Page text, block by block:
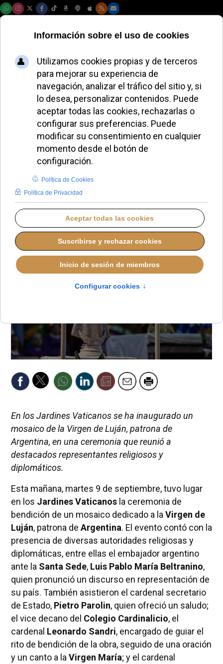
Inauguran un
mosaico de la
Virgen de Luján en
los Jardines
Vaticanos
MARTES, 09 SEPTIEMBRE 2025 18:45
En los Jardines Vaticanos se ha inaugurado un
mosaico de la Virgen de Luján, patrona de
Argentina, en una ceremonia que reunió a
destacados representantes religiosos y
diplomáticos.
Esta mañana, martes 9 de septiembre, tuvo lugar
en los Jardines Vaticanosla ceremonia de
bendición de un mosaico dedicado a la Virgen de
Luján, patrona de Argentina. El evento contó con la
presencia de diversas autoridades religiosas y
diplomáticas, entre ellas el embajador argentino
ante la Santa Sede, Luis Pablo María Beltranino,
quien pronunció un discurso en representación de
su país. También asistieron el cardenal secretario
de Estado, Pietro Parolin, quien ofreció un saludo;
el vice decano del Colegio Cardinalicio, el
cardenal Leonardo Sandri, encargado de guiar el
rito de bendición de la obra, seguido de una oración
y un canto a la Virgen María; y el cardenal